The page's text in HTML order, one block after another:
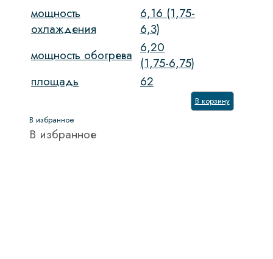
мощность
охлаждения
6,16 (1,75-
6,3)
мощность обогрева 6,20
(1,75-6,75)
площадь
62
В корзину
В избранное
В избранное